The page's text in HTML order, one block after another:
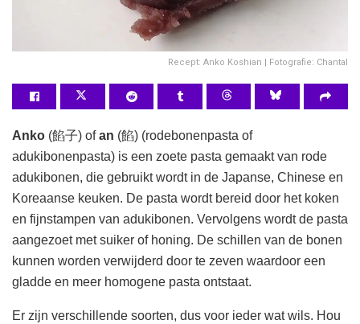
Recept: Anko Koshian | Fotografie: Chantal
Anko (餡子) ofan (餡) (rodebonenpasta of
adukibonenpasta) is een zoete pasta gemaakt van rode
adukibonen, die gebruikt wordt in de Japanse, Chinese en
Koreaanse keuken. De pasta wordt bereid door het koken
en fijnstampen van adukibonen. Vervolgens wordt de pasta
aangezoet met suiker of honing. De schillen van de bonen
kunnen worden verwijderd door te zeven waardoor een
gladde en meer homogene pasta ontstaat.
Er zijn verschillende soorten, dus voor ieder wat wils. Hou